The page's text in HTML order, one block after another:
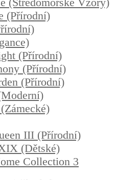
(přírodní)
(přírodní)
(přírodní)
(přírodní)
III (přírodní)
(dětské)
Collection 3